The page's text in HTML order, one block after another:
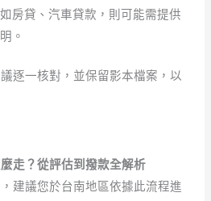
房貸、汽車貸款，則可能需提供
。
逐一核對，並保留影本檔案，以
走？從評估到撥款全解析
建議您於台南地區依據此流程進